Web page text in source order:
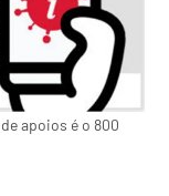
apoios é o 800